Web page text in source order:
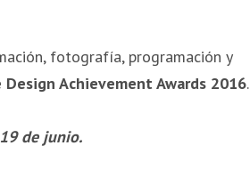
fotografía, programación y
Design Achievement Awards 2016.
de junio.